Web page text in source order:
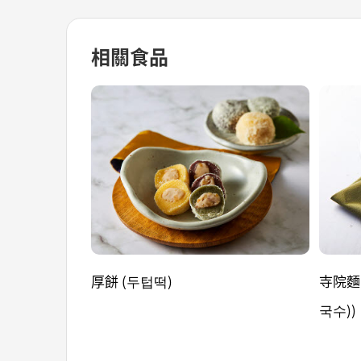
相關食品
厚餅 (두텁떡)
寺院
국수))